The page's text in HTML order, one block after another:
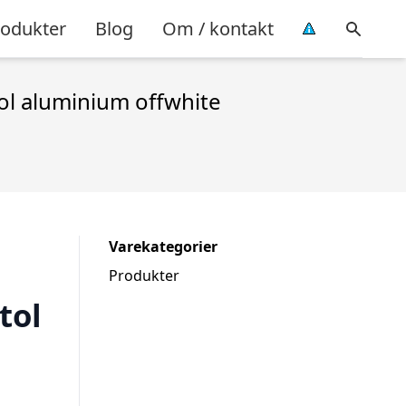
Blog Om / kontakt
aluminium offwhite
Varekategorier
Produkter